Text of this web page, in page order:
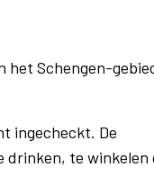
het Schengen-
ingecheckt. De
drinken, te winkelen